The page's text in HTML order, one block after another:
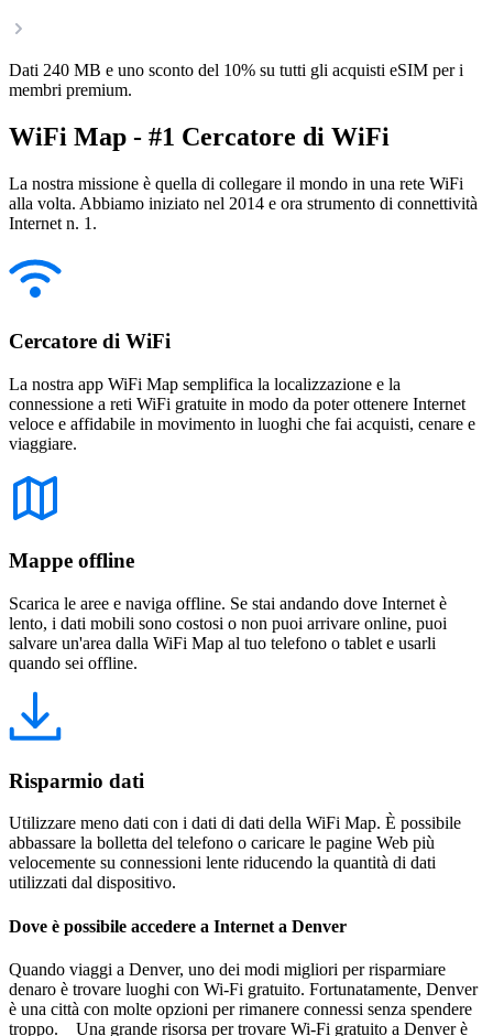
Dati 240 MB e uno sconto del 10% su tutti gli acquisti eSIM per i
membri premium.
WiFi Map - #1 Cercatore di WiFi
La nostra missione è quella di collegare il mondo in una rete WiFi
alla volta. Abbiamo iniziato nel 2014 e ora strumento di connettività
Internet n. 1.
Cercatore di WiFi
La nostra app WiFi Map semplifica la localizzazione e la
connessione a reti WiFi gratuite in modo da poter ottenere Internet
veloce e affidabile in movimento in luoghi che fai acquisti, cenare e
viaggiare.
Mappe offline
Scarica le aree e naviga offline. Se stai andando dove Internet è
lento, i dati mobili sono costosi o non puoi arrivare online, puoi
salvare un'area dalla WiFi Map al tuo telefono o tablet e usarli
quando sei offline.
Risparmio dati
Utilizzare meno dati con i dati di dati della WiFi Map. È possibile
abbassare la bolletta del telefono o caricare le pagine Web più
velocemente su connessioni lente riducendo la quantità di dati
utilizzati dal dispositivo.
Dove è possibile accedere a Internet a Denver
Quando viaggi a Denver, uno dei modi migliori per risparmiare
denaro è trovare luoghi con Wi-Fi gratuito. Fortunatamente, Denver
è una città con molte opzioni per rimanere connessi senza spendere
troppo. Una grande risorsa per trovare Wi-Fi gratuito a Denver è